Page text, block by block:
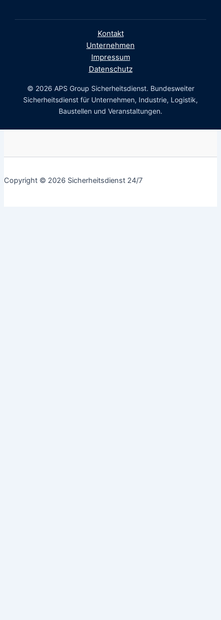
Kontakt
Unternehmen
Impressum
Datenschutz
© 2026 APS Group Sicherheitsdienst. Bundesweiter
Sicherheitsdienst für Unternehmen, Industrie, Logistik,
Baustellen und Veranstaltungen.
Copyright © 2026 Sicherheitsdienst 24/7